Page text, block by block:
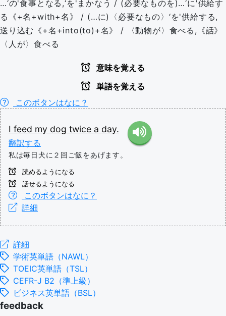
…‘の'食事となる,‘を'まかなう / (必要なものを)…‘に'供給す
る《+名+with+名》 / (…に)〈必要なもの〉‘を'供給する,
送り込む《+名+into(to)+名》 / 〈動物が〉食べる,《話》
〈人が〉食べる
意味を覚える
単語を覚える
このボタンはなに？
I feed my dog twice a day.
翻訳する
私は毎日犬に２回ご飯をあげます。
読めるようになる
話せるようになる
このボタンはなに？
詳細
詳細
学術英単語（NAWL）
TOEIC英単語（TSL）
CEFR-J B2（準上級）
ビジネス英単語（BSL）
feedback